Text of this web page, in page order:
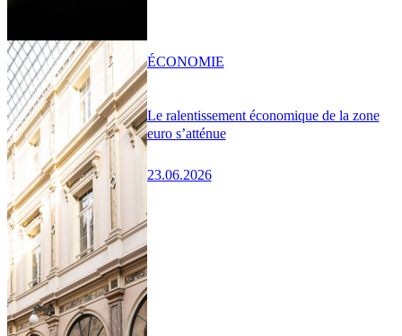
Le ralentissement économique de la zone
euro s’atténue
23.06.2026
ÉCONOMIE